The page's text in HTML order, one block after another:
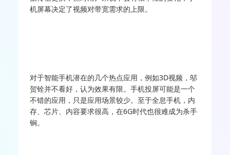
机屏幕决定了视频对带宽需求的上限。
对于智能手机潜在的几个热点应用，例如3D视频，邬
贺铨并不看好，认为效果有限。手机投屏可能是一个
不错的应用，只是应用场景较少。至于全息手机，内
存、芯片、内容要求很高，在6G时代也很难成为杀手
锏。